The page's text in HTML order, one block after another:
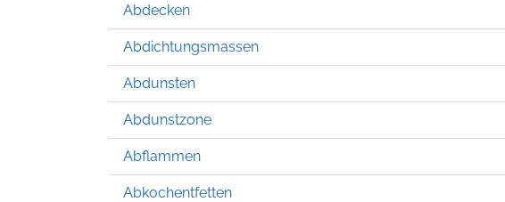
Abdecken
Abdichtungsmassen
Abdunsten
Abdunstzone
Abflammen
Abkochentfetten